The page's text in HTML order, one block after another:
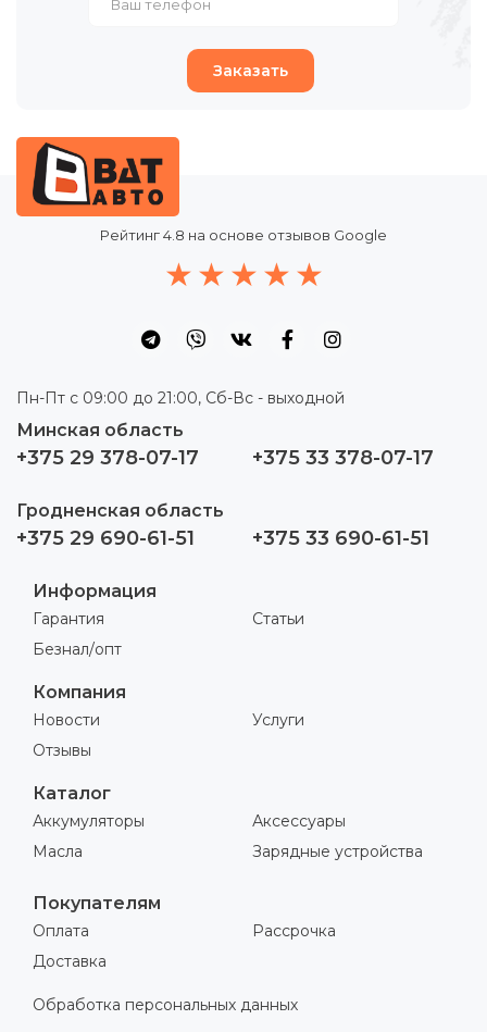
Заказать
Рейтинг4.8 на основе отзывов Google
Пн-Пт с 09:00 до 21:00, Сб-Вс - выходной
Минская область
+375 29 378-07-17 +375 33 378-07-17
Гродненская область
+375 29 690-61-51 +375 33 690-61-51
Информация
Гарантия
Безнал/опт
Статьи
Компания
Новости
Отзывы
Услуги
Каталог
Аккумуляторы
Масла
Аксессуары
Зарядные устройства
Покупателям
Оплата
Доставка
Рассрочка
Обработка персональных данных